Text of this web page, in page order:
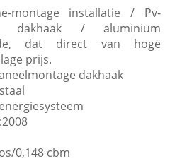
montage installatie / Pv-
dakhaak / aluminium
dat direct van hoge
prijs.
dakhaak
0,148 cbm